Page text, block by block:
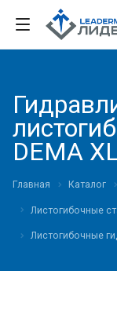
DEMA
Главная Каталог
Листогибочные
Листогибочные